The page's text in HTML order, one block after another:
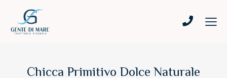
Chicca Primitivo Dolce Naturale